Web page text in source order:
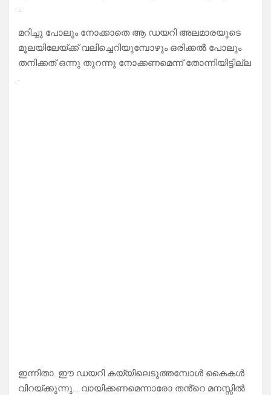
..
മറിച്ചു പോലും നോക്കാതെ ആ ഡയറി അലമാരയുടെ
മൂലയിലേയ്ക്ക് വലിച്ചെറിയുമ്പോഴും ഒരിക്കൽ പോലും
തനിക്കത് ഒന്നു തുറന്നു നോക്കണമെന്ന് തോന്നിയിട്ടില്ല
.
ഇന്നിതാ. ഈ ഡയറി കയ്യിലെടുത്തമ്പോൾ കൈകൾ
വിറയ്ക്കുന്നു .. വായിക്കണമെന്നാരോ തൻ്റെ മനസ്സിൽ